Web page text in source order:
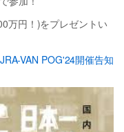
万円！)をプレゼントい
VAN POG'24開催告知